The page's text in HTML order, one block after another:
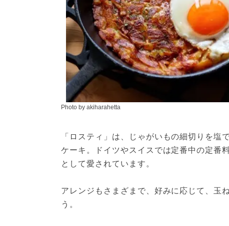
Photo by akiharahetta
「ロスティ」は、じゃがいもの細切りを
ケーキ。ドイツやスイスでは定番中の定番
として愛されています。
アレンジもさまざまで、好みに応じて、玉
う。